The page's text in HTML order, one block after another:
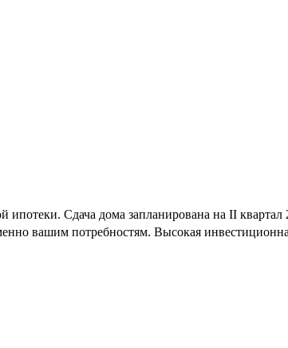
Сдача дома запланирована на II
вашим потребностям. Высокая